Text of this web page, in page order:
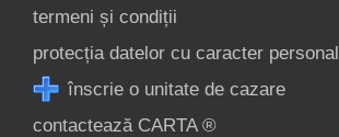
termeni și condiții
protecția datelor cu caracter personal
înscrie o unitate de cazare
contactează CARTA ®